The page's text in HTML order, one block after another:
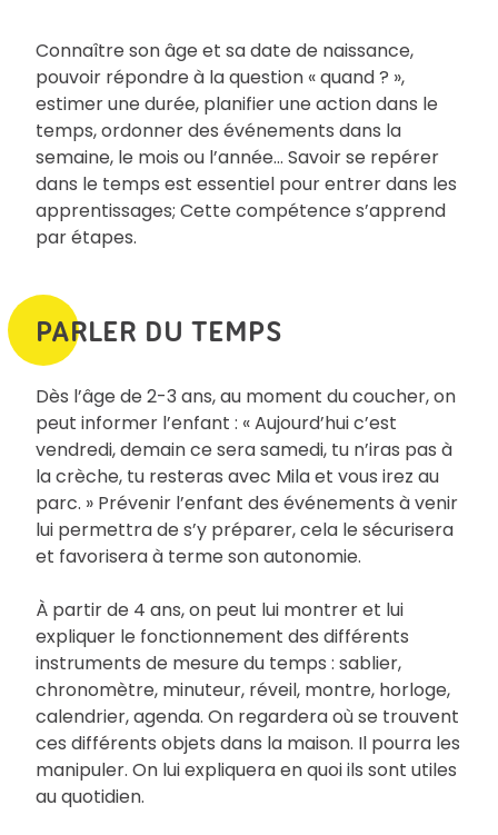
Connaître son âge et sa date de naissance,
pouvoir répondre à la question « quand ? »,
estimer une durée, planifier une action dans le
temps, ordonner des événements dans la
semaine, le mois ou l’année… Savoir se repérer
dans le temps est essentiel pour entrer dans les
apprentissages; Cette compétence s’apprend
par étapes.
PARLER DU TEMPS
Dès l’âge de 2-3 ans, au moment du coucher, on
peut informer l’enfant : « Aujourd’hui c’est
vendredi, demain ce sera samedi, tu n’iras pas à
la crèche, tu resteras avec Mila et vous irez au
parc. » Prévenir l’enfant des événements à venir
lui permettra de s’y préparer, cela le sécurisera
et favorisera à terme son autonomie.
À partir de 4 ans, on peut lui montrer et lui
expliquer le fonctionnement des différents
instruments de mesure du temps : sablier,
chronomètre, minuteur, réveil, montre, horloge,
calendrier, agenda. On regardera où se trouvent
ces différents objets dans la maison. Il pourra les
manipuler. On lui expliquera en quoi ils sont utiles
au quotidien.